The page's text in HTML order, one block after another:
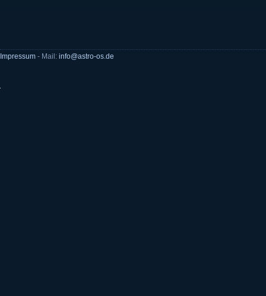
Impressum - Mail: info@astro-os.de